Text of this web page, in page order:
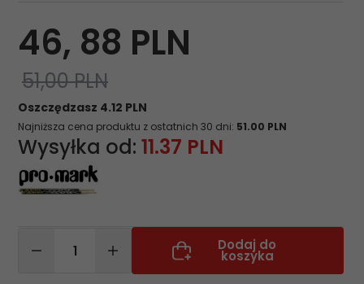
46, 88 PLN
51,00 PLN
Oszczędzasz 4.12 PLN
Najniższa cena produktu z ostatnich 30 dni: 51.00 PLN
Wysyłka od: 11.37 PLN
Dodaj do
koszyka